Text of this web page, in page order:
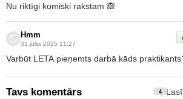
Nu riktīgi komiski rakstam 🙈
Hmm
31.jūlijs 2025 11:27
Varbūt LETA pieņemts darbā kāds
Tavs komentārs 4